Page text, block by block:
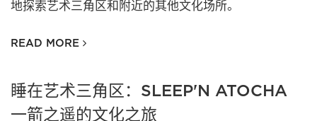
地探索艺术三角区和附近的其他文化场所。
READ MORE
睡在艺术三角区：SLEEP'N ATOCHA
一箭之遥的文化之旅